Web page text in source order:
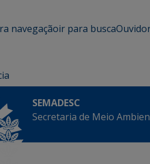
navegaçãoir para busca
SEMADESC
Secretaria de Meio